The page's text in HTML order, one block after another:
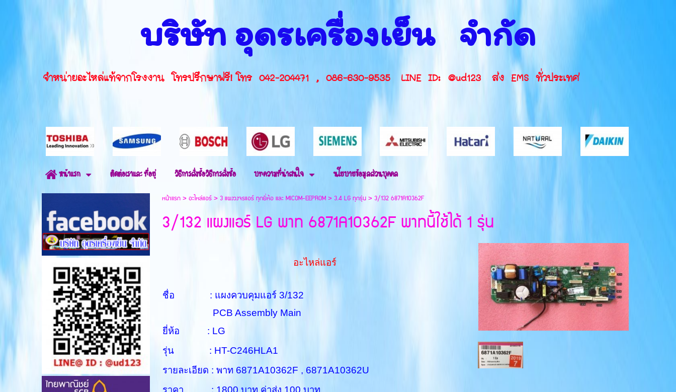
บริษัท อุดรเครื่องเย็น จำกัด
จำหน่ายอะไหล่แท้จากโรงงาน โทรปรึกษาฟรี! โทร 042-204471 , 086-630-9535 LINE ID: @ud123 ส่ง EMS ทั่วประเทศ
หน้าแรก ติดต่อเราและ ที่อยู่ วิธีการสั่งซื้อวิธีการสั่งซื้อ บทความที่น่าสนใจ นโยบายข้อมูลส่วนบุคคล
หน้าแรก>อะไหล่แอร์>3 แผงวงจรแอร์ ทุกยี่ห้อ และ MICOM-EEPROM> 3.4 LG ทุกรุ่น>3/132 6871A10362F
3/132 แผงแอร์ LG พาท 6871A10362F พาทนี้ใช้ได้ 1 รุ่น
อะไหล่แอร์
ชื่อ : แผงควบคุมแอร์ 3/132
PCB Assembly Main
ยี่ห้อ : LG
รุ่น : HT-C246HLA1
รายละเอียด : พาท 6871A10362F , 6871A10362U
ราคา : 1800 บาท ค่าส่ง 100 บาท